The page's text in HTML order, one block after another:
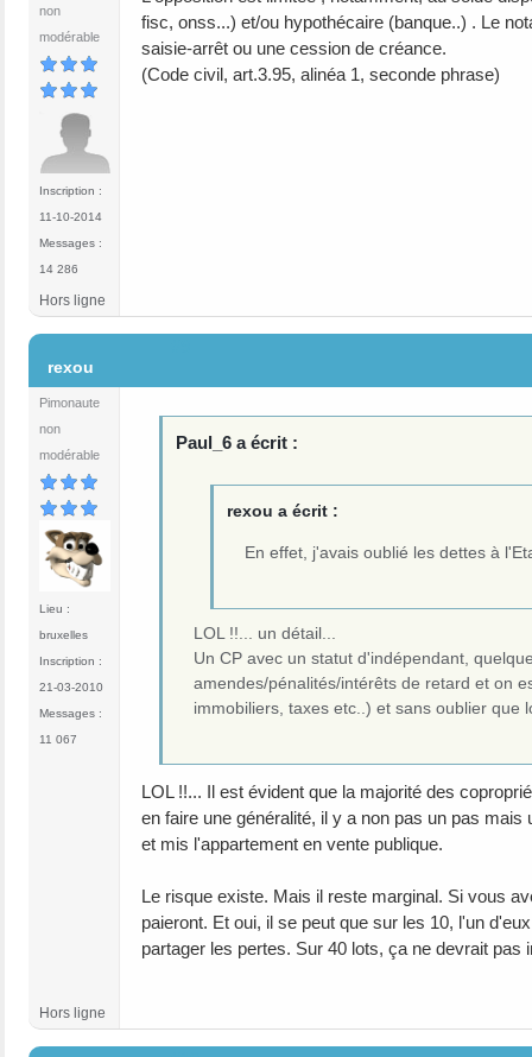
non
modérable
Inscription :
11-10-2014
Messages :
14 286
fisc, onss...) et/ou hypothécaire (banque..) . Le
saisie-arrêt ou une cession de créance.
(Code civil, art.3.95, alinéa 1, seconde phrase)
Hors ligne
rexou
Pimonaute
non
modérable
Lieu :
bruxelles
Inscription :
21-03-2010
Messages :
11 067
Paul_6 a écrit :
rexou a écrit :
En effet, j'avais oublié les dettes à
LOL !!... un détail...
Un CP avec un statut d'indépendant,
amendes/pénalités/intérêts de retard et on
immobiliers, taxes etc..) et sans oublier que
LOL !!... Il est évident que la majorité des
en faire une généralité, il y a non pas un pas
et mis l'appartement en vente publique.
Le risque existe. Mais il reste marginal. Si vous
paieront. Et oui, il se peut que sur les 10, l'un
partager les pertes. Sur 40 lots, ça ne devrait
Hors ligne